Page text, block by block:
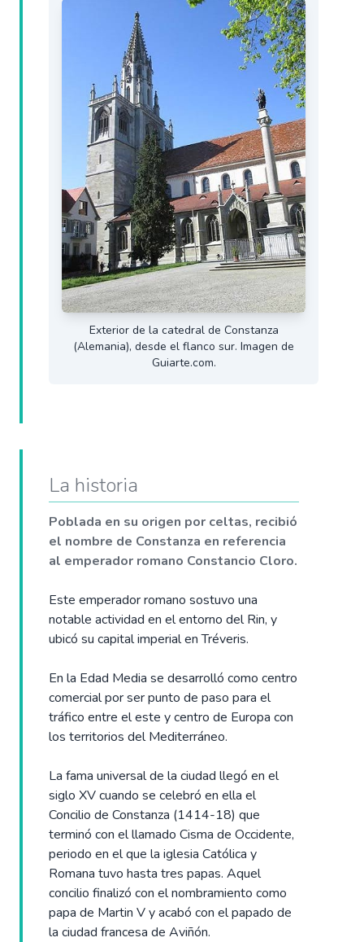
Exterior de la catedral de Constanza
(Alemania), desde el flanco sur. Imagen de
Guiarte.com.
La historia
Poblada en su origen por celtas, recibió
el nombre de Constanza en referencia
al emperador romano Constancio Cloro.
Este emperador romano sostuvo una
notable actividad en el entorno del Rin, y
ubicó su capital imperial en Tréveris.
En la Edad Media se desarrolló como centro
comercial por ser punto de paso para el
tráfico entre el este y centro de Europa con
los territorios del Mediterráneo.
La fama universal de la ciudad llegó en el
siglo XV cuando se celebró en ella el
Concilio de Constanza (1414-18) que
terminó con el llamado Cisma de Occidente,
periodo en el que la iglesia Católica y
Romana tuvo hasta tres papas. Aquel
concilio finalizó con el nombramiento como
papa de Martin V y acabó con el papado de
la ciudad francesa de Aviñón.